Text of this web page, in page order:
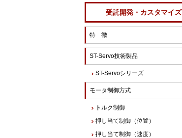
受託開発・カスタマイズ
特 徴
ST-Servo技術製品
ST-Servoシリーズ
モータ制御方式
トルク制御
押し当て制御（位置）
押し当て制御（速度）